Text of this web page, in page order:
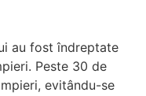
au fost îndreptate
Peste 30 de
evitându-se